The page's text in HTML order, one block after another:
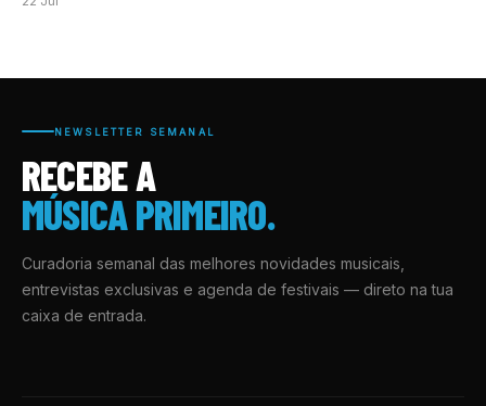
NEWSLETTER SEMANAL
RECEBE A
MÚSICA PRIMEIRO.
Curadoria semanal das melhores novidades musicais,
entrevistas exclusivas e agenda de festivais — direto na tua
caixa de entrada.